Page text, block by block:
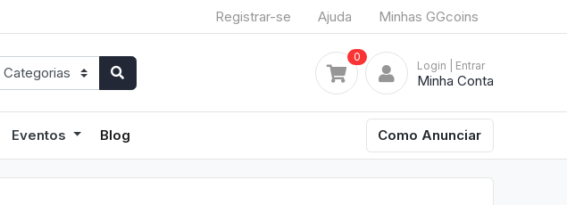
Registrar-se Ajuda Minhas GGcoins
0
Login | Entrar
Minha Conta
Eventos Blog Como Anunciar